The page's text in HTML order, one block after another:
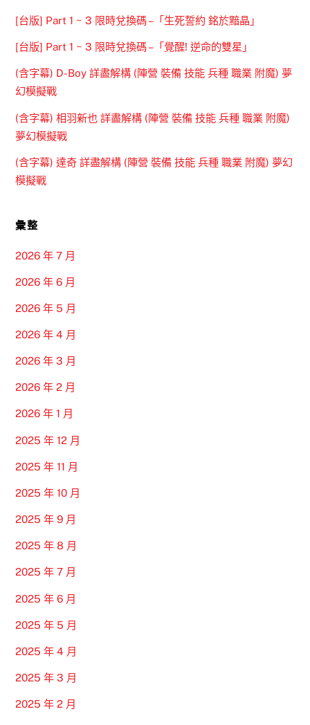
[台版] Part 1 ~ 3 限時兌換碼 –「生死誓約 銘於黯晶」
[台版] Part 1 ~ 3 限時兌換碼 –「覺醒! 逆命的雙星」
(含字幕) D-Boy 詳盡解構 (陣營 裝備 技能 兵種 職業 附魔) 夢
幻模擬戰
(含字幕) 相羽新也 詳盡解構 (陣營 裝備 技能 兵種 職業 附魔)
夢幻模擬戰
(含字幕) 達奇 詳盡解構 (陣營 裝備 技能 兵種 職業 附魔) 夢幻
模擬戰
彙整
2026 年 7 月
2026 年 6 月
2026 年 5 月
2026 年 4 月
2026 年 3 月
2026 年 2 月
2026 年 1 月
2025 年 12 月
2025 年 11 月
2025 年 10 月
2025 年 9 月
2025 年 8 月
2025 年 7 月
2025 年 6 月
2025 年 5 月
2025 年 4 月
2025 年 3 月
2025 年 2 月